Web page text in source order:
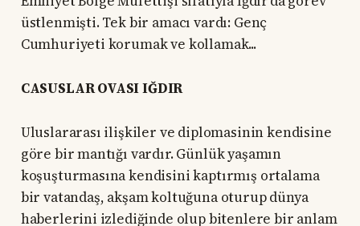
üstlenmişti. Tek bir amacı vardı: Genç
Cumhuriyeti korumak ve kollamak...
CASUSLAR OVASI IĞDIR
Uluslararası ilişkiler ve diplomasinin kendisine
göre bir mantığı vardır. Günlük yaşamın
koşuşturmasına kendisini kaptırmış ortalama
bir vatandaş, akşam koltuğuna oturup dünya
haberlerini izlediğinde olup bitenlere bir anlam